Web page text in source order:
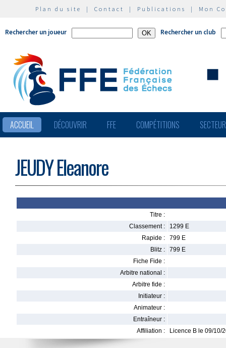
Plan du site | Contact | Publications | Mon
Rechercher un joueur Rechercher un club
ACCUEIL DÉCOUVRIR FFE COMPÉTITIONS
JEUDY Eleanore
Titre :
Classement :
1299 E
Rapide :
799 E
Blitz :
799 E
Fiche Fide :
Arbitre national :
Arbitre fide :
Initiateur :
Animateur :
Entraîneur :
Affiliation :
Licence B le 09/10/